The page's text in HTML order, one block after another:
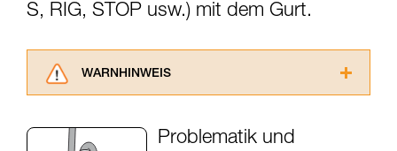
S, RIG, STOP usw.) mit dem Gurt.
WARNHINWEIS
aufmerksam durch, bevor Sie diesen zu Rate
Problematik und